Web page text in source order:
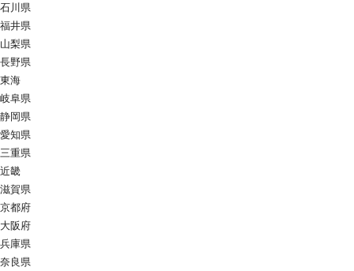
石川県
福井県
山梨県
長野県
東海
岐阜県
静岡県
愛知県
三重県
近畿
滋賀県
京都府
大阪府
兵庫県
奈良県